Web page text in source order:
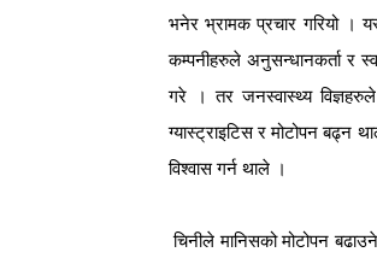
भनेर भ्रामक प्रचार गरियो ।
कम्पनीहरुले अनुसन्धानकर्ता र
गरे । तर जनस्वास्थ्य
ग्यास्ट्राइटिस र मोटोपन बढ्न
विश्वास गर्न थाले ।
चिनीले मानिसको मोटोपन